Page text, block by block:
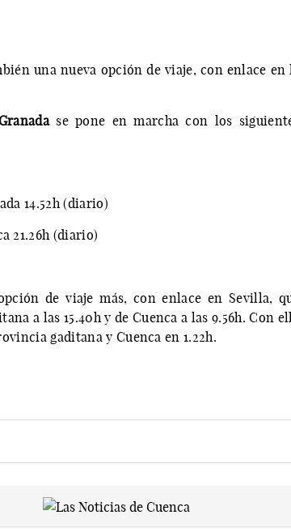
una nueva opción de viaje, con enlace en
se pone en marcha con los
14.52h (diario)
21.26h (diario)
de viaje más, con enlace en Sevilla,
a las 15.40h y de Cuenca a las 9.56h. Con
gaditana y Cuenca en 1.22h.